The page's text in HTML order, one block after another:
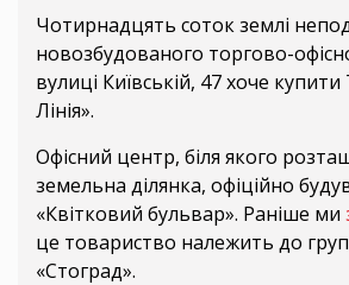
Чотирнадцять соток землі
новозбудованого торгово-
вулиці Київській, 47 хоче
Лінія».
Офісний центр, біля якого
земельна ділянка, офіційно
«Квітковий бульвар». Раніше ми
це товариство належить до
«Стоград».